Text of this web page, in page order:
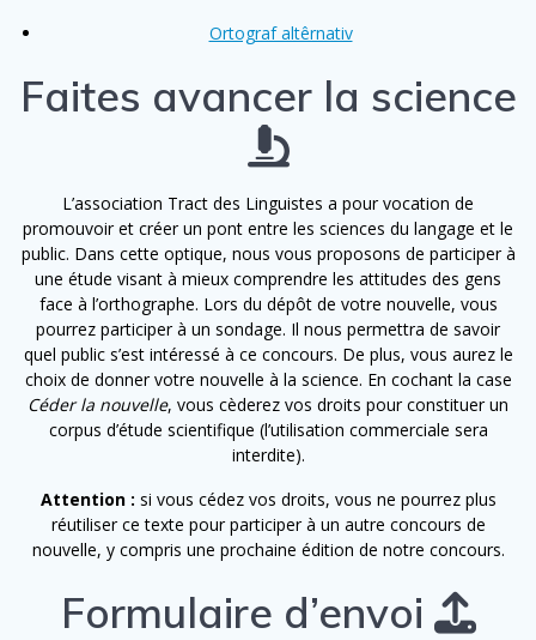
Ortograf altêrnativ
Faites avancer la science
L’association Tract des Linguistes a pour vocation de
promouvoir et créer un pont entre les sciences du langage et le
public. Dans cette optique, nous vous proposons de participer à
une étude visant à mieux comprendre les attitudes des gens
face à l’orthographe. Lors du dépôt de votre nouvelle, vous
pourrez participer à un sondage. Il nous permettra de savoir
quel public s’est intéressé à ce concours. De plus, vous aurez le
choix de donner votre nouvelle à la science. En cochant la case
Céder la nouvelle, vous cèderez vos droits pour constituer un
corpus d’étude scientifique (l’utilisation commerciale sera
interdite).
Attention : si vous cédez vos droits, vous ne pourrez plus
réutiliser ce texte pour participer à un autre concours de
nouvelle, y compris une prochaine édition de notre concours.
Formulaire d’envoi